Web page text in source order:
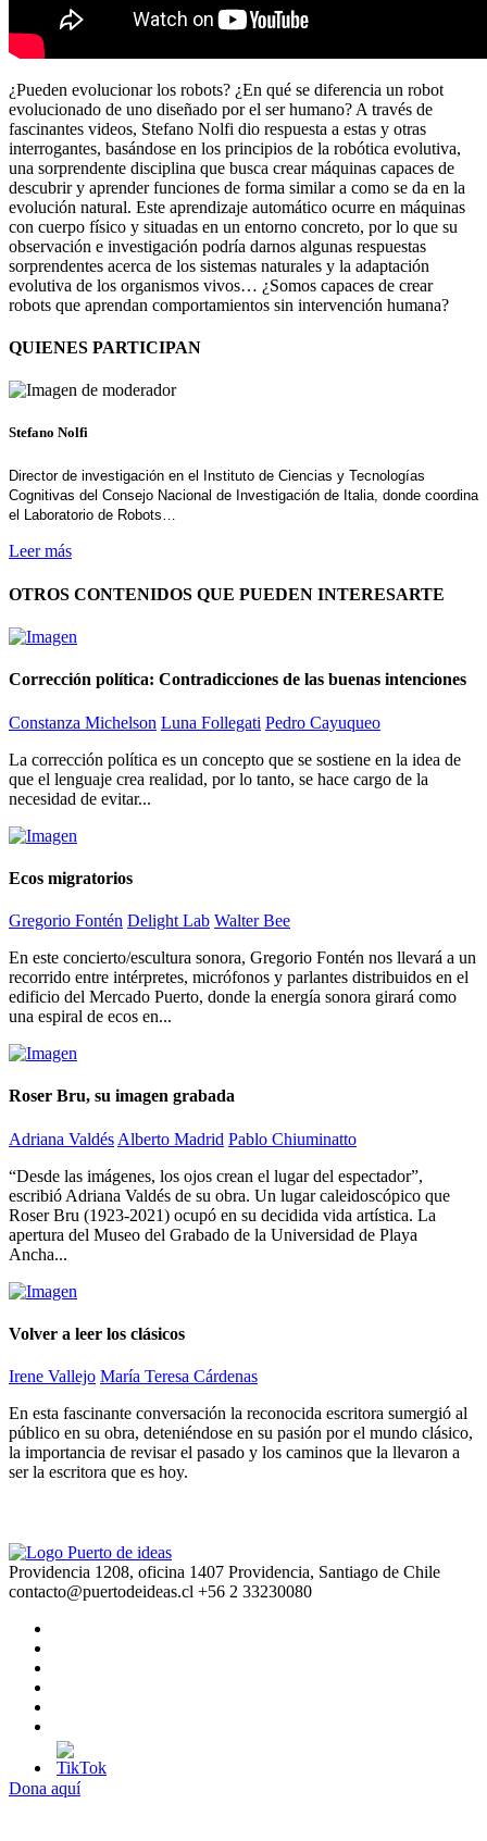
¿Pueden evolucionar los robots? ¿En qué se diferencia un robot
evolucionado de uno diseñado por el ser humano? A través de
fascinantes videos, Stefano Nolfi dio respuesta a estas y otras
interrogantes, basándose en los principios de la robótica evolutiva,
una sorprendente disciplina que busca crear máquinas capaces de
descubrir y aprender funciones de forma similar a como se da en la
evolución natural. Este aprendizaje automático ocurre en máquinas
con cuerpo físico y situadas en un entorno concreto, por lo que su
observación e investigación podría darnos algunas respuestas
sorprendentes acerca de los sistemas naturales y la adaptación
evolutiva de los organismos vivos… ¿Somos capaces de crear
robots que aprendan comportamientos sin intervención humana?
QUIENES PARTICIPAN
Stefano Nolfi
Director de investigación en el Instituto de Ciencias y Tecnologías
Cognitivas del Consejo Nacional de Investigación de Italia, donde coordina
el Laboratorio de Robots…
Leer más
OTROS CONTENIDOS QUE PUEDEN INTERESARTE
Corrección política: Contradicciones de las buenas intenciones
Constanza Michelson Luna Follegati Pedro Cayuqueo
La corrección política es un concepto que se sostiene en la idea de
que el lenguaje crea realidad, por lo tanto, se hace cargo de la
necesidad de evitar...
Ecos migratorios
Gregorio Fontén Delight Lab Walter Bee
En este concierto/escultura sonora, Gregorio Fontén nos llevará a un
recorrido entre intérpretes, micrófonos y parlantes distribuidos en el
edificio del Mercado Puerto, donde la energía sonora girará como
una espiral de ecos en...
Roser Bru, su imagen grabada
Adriana Valdés Alberto Madrid Pablo Chiuminatto
“Desde las imágenes, los ojos crean el lugar del espectador”,
escribió Adriana Valdés de su obra. Un lugar caleidoscópico que
Roser Bru (1923-2021) ocupó en su decidida vida artística. La
apertura del Museo del Grabado de la Universidad de Playa
Ancha...
Volver a leer los clásicos
Irene Vallejo María Teresa Cárdenas
En esta fascinante conversación la reconocida escritora sumergió al
público en su obra, deteniéndose en su pasión por el mundo clásico,
la importancia de revisar el pasado y los caminos que la llevaron a
ser la escritora que es hoy.
Providencia 1208, oficina 1407 Providencia, Santiago de Chile
contacto@puertodeideas.cl +56 2 33230080
Dona aquí